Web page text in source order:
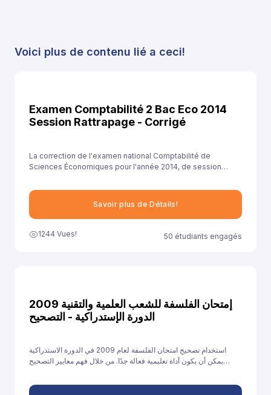
Voici plus de contenu lié a ceci!
Examen Comptabilité 2 Bac Eco 2014
Session Rattrapage - Corrigé
La correction de l'examen national Comptabilité de
Sciences Économiques pour l'année 2014, de session
comprendre leurs erreurs et à améliorer leurs
Savoir plus de Détails!
1244 Vues! 50 étudiants engagés
إمتحان الفلسفة للشعب العلمية والتقنية 2009
الدورة الإستدراكية - التصحيح
استخدام تصحيح امتحان الفلسفة لعام 2009 في الدورة الاستدراكية
يمكن أن يكون أداة تعليمية فعالة جدًا. من خلال فهم معايير التصحيح
أدائهم والاستعداد بشكل أفضل للامتحانات القادمة.